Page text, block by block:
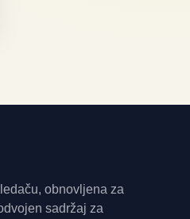
obnovljena za
sadržaj za